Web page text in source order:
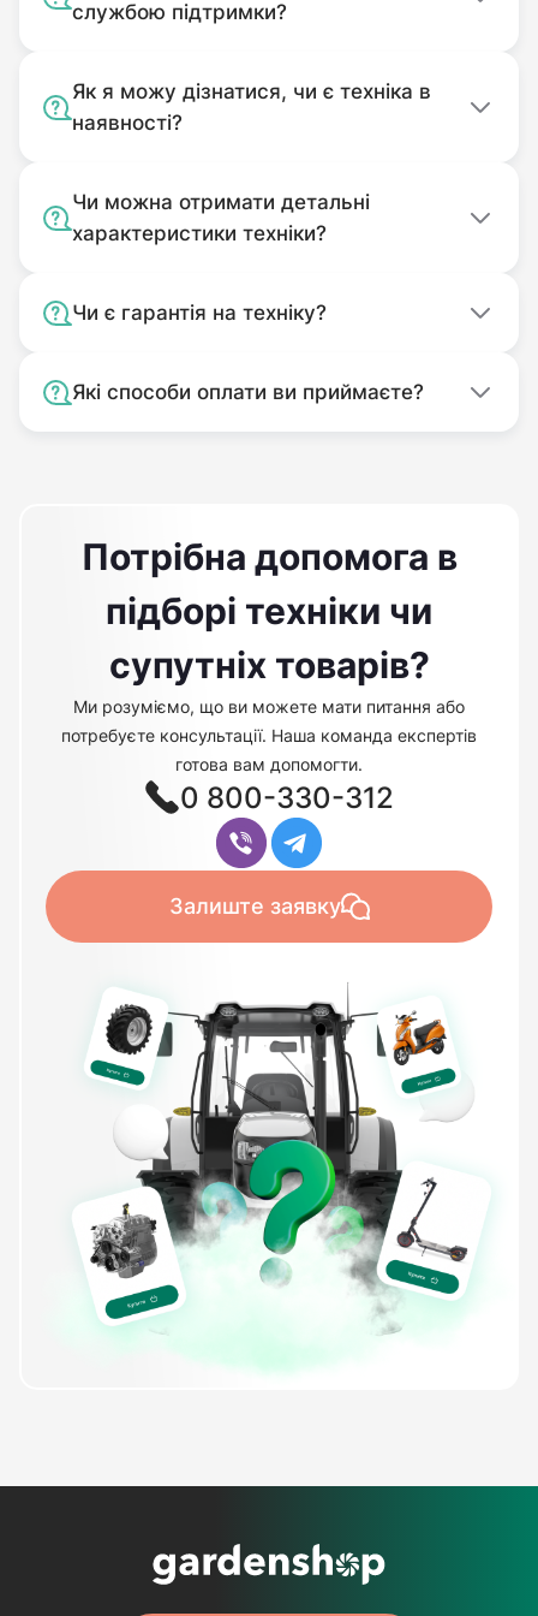
Прицеп 7СХ-3,1 – незаменимый помощник в
коммунальных, строительных, дорожно-
ремонтных организациях, в садоводстве и
Самосвальный прицеп 7СХ-3.1
gardenshop.uaс гарантией и доставкой в
службою підтримки?
Як я можу дізнатися, чи є техніка в
наявності?
Чи можна отримати детальні
характеристики техніки?
Чи є гарантія на техніку?
Які способи оплати ви приймаєте?
Потрібна допомога в
підборі техніки чи
супутніх товарів?
Ми розуміємо, що ви можете мати питання або
потребуєте консультації. Наша команда експертів
готова вам допомогти.
0 800-330-312
Залиште заявку